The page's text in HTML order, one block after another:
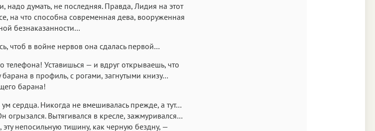
надо думать, не последняя. Правда, Лидия на этот
на что способна современная дева, вооруженная
безнаказанности…
чтоб в войне нервов она сдалась первой…
телефона! Уставишься — и вдруг открываешь, что
в профиль, с рогами, загнутыми книзу…
барана!
сердца. Никогда не вмешивалась прежде, а тут…
огрызался. Вытягивался в кресле, зажмуривался…
непосильную тишину, как черную бездну, —